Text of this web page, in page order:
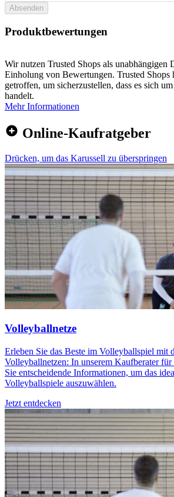
Absenden
Produktbewertungen
Wir nutzen Trusted Shops als unabhängigen
Einholung von Bewertungen. Trusted Shops
getroffen, um sicherzustellen, dass es sich
handelt.
Mehr Informationen
Online-Kaufratgeber
Drücken, um das Karussell zu überspringen
Volleyballnetze
Erleben Sie das Beste im Volleyballspiel mit
Volleyballnetzen: In unserem Kaufberater
Sie entscheidende Informationen, um das
Volleyballspiele auszuwählen.
Jetzt entdecken